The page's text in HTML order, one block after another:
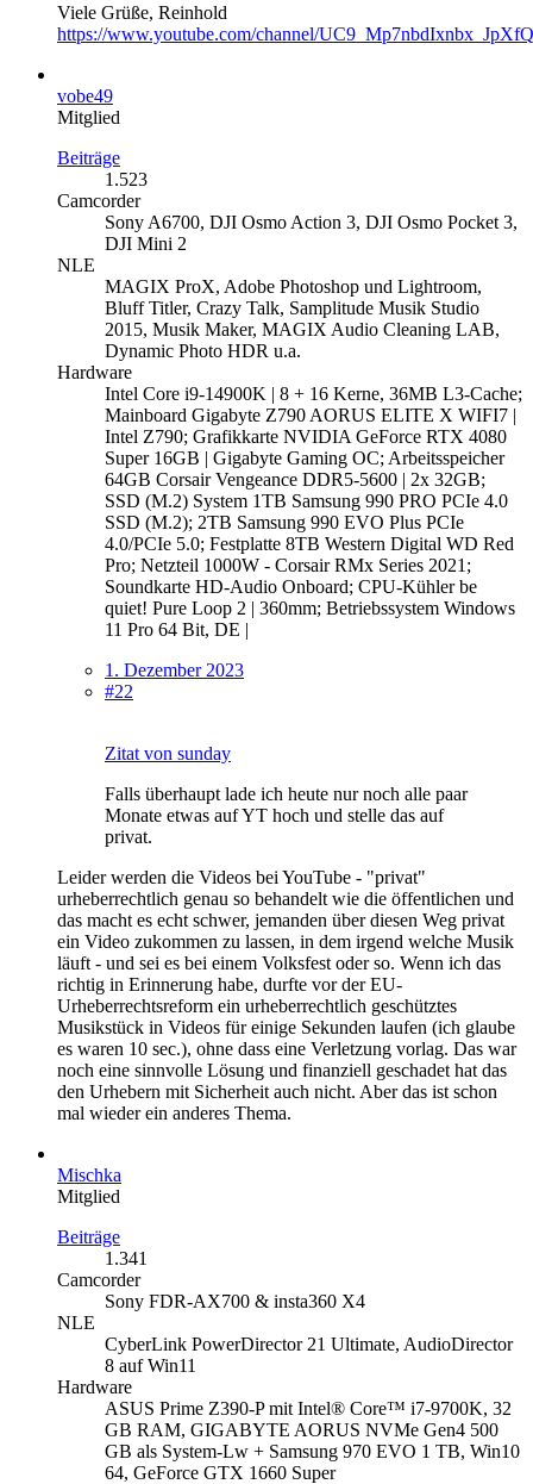
Viele Grüße, Reinhold
https://www.youtube.com/channel/
vobe49
Mitglied
Beiträge
1.523
Camcorder
Sony A6700, DJI Osmo Action 3, DJI Osmo Pocket 3,
DJI Mini 2
NLE
MAGIX ProX, Adobe Photoshop und Lightroom,
Bluff Titler, Crazy Talk, Samplitude Musik Studio
2015, Musik Maker, MAGIX Audio Cleaning LAB,
Dynamic Photo HDR u.a.
Hardware
Intel Core i9-14900K | 8 + 16 Kerne, 36MB L3-Cache;
Mainboard Gigabyte Z790 AORUS ELITE X WIFI7 |
Intel Z790; Grafikkarte NVIDIA GeForce RTX 4080
Super 16GB | Gigabyte Gaming OC; Arbeitsspeicher
64GB Corsair Vengeance DDR5-5600 | 2x 32GB;
SSD (M.2) System 1TB Samsung 990 PRO PCIe 4.0
SSD (M.2); 2TB Samsung 990 EVO Plus PCIe
4.0/PCIe 5.0; Festplatte 8TB Western Digital WD Red
Pro; Netzteil 1000W - Corsair RMx Series 2021;
Soundkarte HD-Audio Onboard; CPU-Kühler be
quiet! Pure Loop 2 | 360mm; Betriebssystem Windows
11 Pro 64 Bit, DE |
1. Dezember 2023
#22
Zitat von sunday
Falls überhaupt lade ich heute nur noch alle paar
Monate etwas auf YT hoch und stelle das auf
privat.
Leider werden die Videos bei YouTube - "privat"
urheberrechtlich genau so behandelt wie die öffentlichen und
das macht es echt schwer, jemanden über diesen Weg privat
ein Video zukommen zu lassen, in dem irgend welche Musik
läuft - und sei es bei einem Volksfest oder so. Wenn ich das
richtig in Erinnerung habe, durfte vor der EU-
Urheberrechtsreform ein urheberrechtlich geschütztes
Musikstück in Videos für einige Sekunden laufen (ich glaube
es waren 10 sec.), ohne dass eine Verletzung vorlag. Das war
noch eine sinnvolle Lösung und finanziell geschadet hat das
den Urhebern mit Sicherheit auch nicht. Aber das ist schon
mal wieder ein anderes Thema.
Mischka
Mitglied
Beiträge
1.341
Camcorder
Sony FDR-AX700 & insta360 X4
NLE
CyberLink PowerDirector 21 Ultimate, AudioDirector
8 auf Win11
Hardware
ASUS Prime Z390-P mit Intel® Core™ i7-9700K, 32
GB RAM, GIGABYTE AORUS NVMe Gen4 500
GB als System-Lw + Samsung 970 EVO 1 TB, Win10
64, GeForce GTX 1660 Super